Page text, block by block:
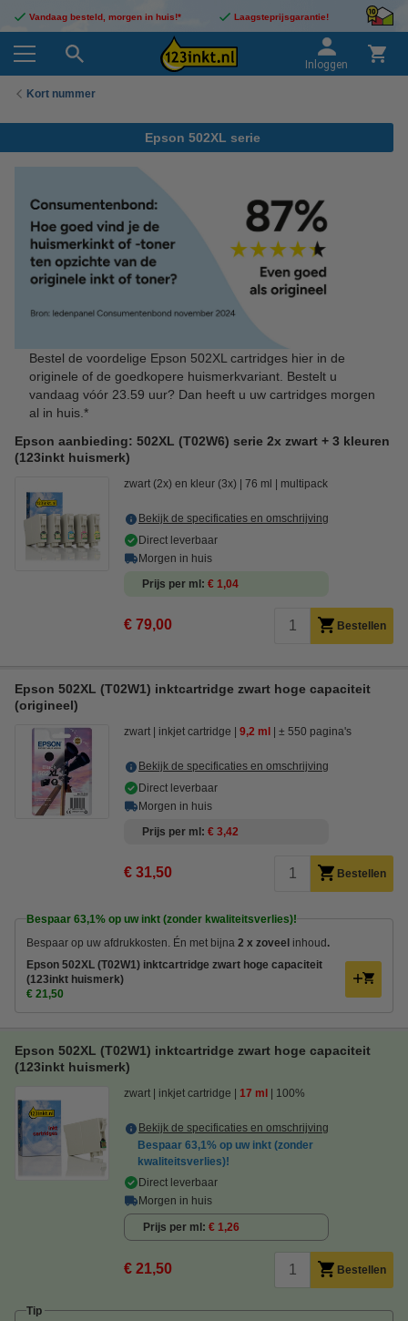
Vandaag besteld, morgen in huis!* Laagsteprijsgarantie!
Inloggen
Kort nummer
Epson 502XL serie
Bestel de voordelige Epson 502XL cartridges hier in de
originele of de goedkopere huismerkvariant. Bestelt u
vandaag vóór 23.59 uur? Dan heeft u uw cartridges morgen
al in huis.*
Epson aanbieding: 502XL (T02W6) serie 2x zwart + 3 kleuren
(123inkt huismerk)
zwart (2x) en kleur (3x) 76 ml multipack
Bekijk de specificaties en omschrijving
Direct leverbaar
Morgen in huis
Prijs per ml
€ 1,04
€ 79,00 Bestellen
Epson 502XL (T02W1) inktcartridge zwart hoge capaciteit
(origineel)
zwart inkjet cartridge 9,2 ml ± 550 pagina's
Bekijk de specificaties en omschrijving
Direct leverbaar
Morgen in huis
Prijs per ml
€ 3,42
€ 31,50 Bestellen
Bespaar 63,1% op uw inkt (zonder kwaliteitsverlies)!
Bespaar op uw afdrukkosten. Én met bijna 2 x zoveel inhoud .
Epson 502XL (T02W1) inktcartridge zwart hoge capaciteit
(123inkt huismerk)
€ 21,50
Epson 502XL (T02W1) inktcartridge zwart hoge capaciteit
(123inkt huismerk)
zwart inkjet cartridge 17 ml 100%
Bekijk de specificaties en omschrijving
Bespaar 63,1% op uw inkt (zonder
kwaliteitsverlies)!
Direct leverbaar
Morgen in huis
Prijs per ml € 1,26
€ 21,50 Bestellen
Tip